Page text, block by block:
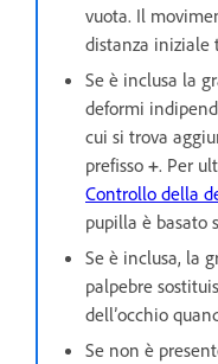
vuota. Il
distanza iniziale
Se è inclusa la
deformi
cui si trova
prefisso +. Per
Controllo della
pupilla è basato
Se è inclusa, la
palpebre
dell’occhio
Se non è